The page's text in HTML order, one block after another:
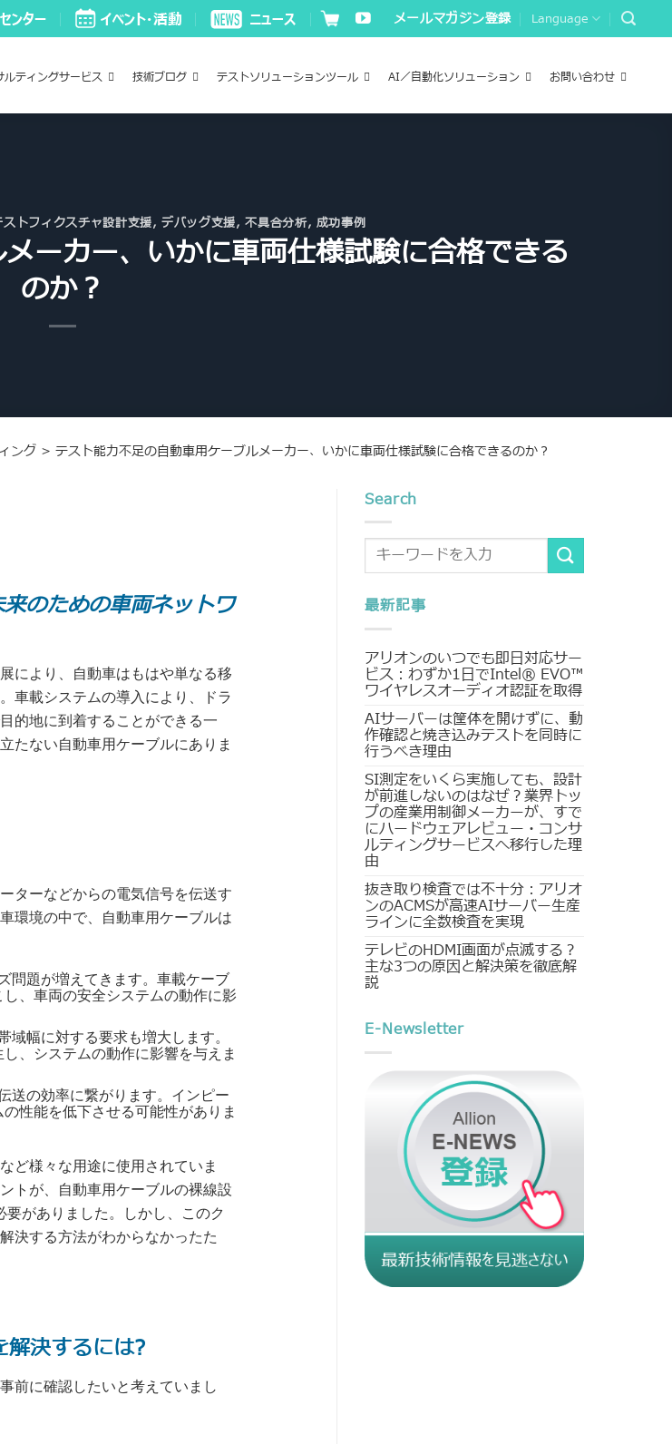
メールマガジン登録 Language
ルティングサービス 技術ブログ テストソリューションツール AI／自動化ソリューション お問い合わせ
ストフィクスチャ設計支援,デバッグ支援,不具合分析, 成功事例
ーカー、いかに車両仕様試験に合格できる
のか？
ング> テスト能力不足の自動車用ケーブルメーカー、いかに車両仕様試験に合格できるのか？
のための車両ネットワ
により、自動車はもはや単なる移
車載システムの導入により、ドラ
的地に到着することができる一
たない自動車用ケーブルにありま
ターなどからの電気信号を伝送す
環境の中で、自動車用ケーブルは
問題が増えてきます。車載ケーブ
、車両の安全システムの動作に影
幅に対する要求も増大します。
、システムの動作に影響を与えま
送の効率に繋がります。インピー
性能を低下させる可能性がありま
ど様々な用途に使用されていま
トが、自動車用ケーブルの裸線設
がありました。しかし、このク
決する方法がわからなかったた
解決するには?
前に確認したいと考えていまし
Search
最新記事
アリオンのいつでも即日対応サー
ビス：わずか1日でIntel® EVO™
ワイヤレスオーディオ認証を取得
AIサーバーは筐体を開けずに、動
作確認と焼き込みテストを同時に
行うべき理由
SI測定をいくら実施しても、設計
が前進しないのはなぜ？業界トッ
プの産業用制御メーカーが、すで
にハードウェアレビュー・コンサ
ルティングサービスへ移行した理
由
抜き取り検査では不十分：アリオ
ンのACMSが高速AIサーバー生産
ラインに全数検査を実現
テレビのHDMI画面が点滅する？
主な3つの原因と解決策を徹底解
説
E-Newsletter